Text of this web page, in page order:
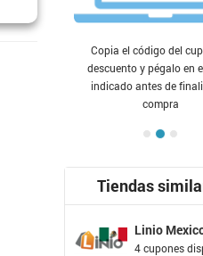
Copia el código del
descuento y pégalo en
indicado antes de
compra
Tiendas
Linio
4 cupones